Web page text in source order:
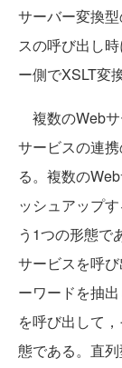
サーバー変換
スの呼び出し
ー側でXSLT変
複数のWeb
サービスの連
る。複数の
ッシュアップ
う1つの形態で
サービスを呼
ーワードを抽
を呼び出して
態である。直